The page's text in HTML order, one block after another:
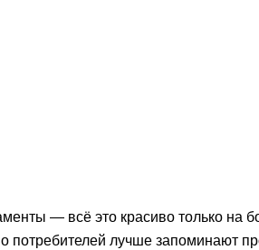
— всё это красиво только на
потребителей лучше запоминают